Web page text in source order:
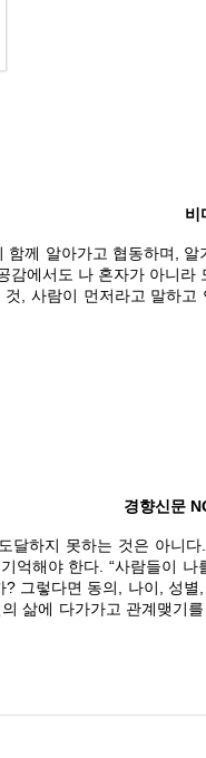
비
함께 알아가고 협동하며,
감에서도 나 혼자가 아니라
, 사람이 먼저라고 말하
경향신문
달하지 못하는 것은 아니
억해야 한다. “사람들이
그렇다면 동의, 나이, 성별
삶에 다가가고 관계맺기